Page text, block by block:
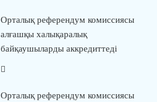
Орталық референдум комиссиясы
алғашқы халықаралық
байқаушыларды аккредиттеді
Орталық референдум комиссиясы